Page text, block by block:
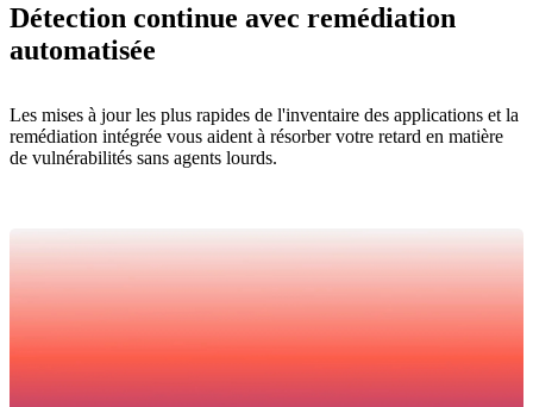
Détection continue avec remédiation
automatisée
Les mises à jour les plus rapides de l'inventaire des applications et la
remédiation intégrée vous aident à résorber votre retard en matière
de vulnérabilités sans agents lourds.